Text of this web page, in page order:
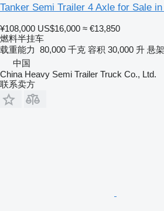
Tanker Semi Trailer 4 Axle for Sale
¥108,000 US$16,000 ≈ €13,850
燃料半挂车
载重能力 80,000 千克 容积 30,000 升 悬架
中国
China Heavy Semi Trailer Truck Co., Ltd.
联系卖方